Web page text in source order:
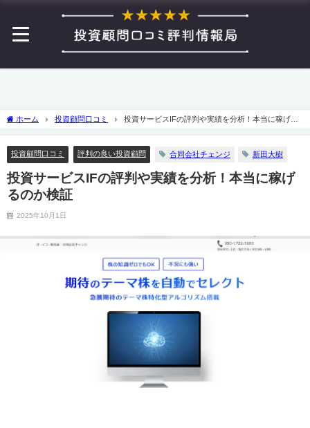
ホーム 投資顧問口コミ
投資サービスIFの評判や実績を分析！本当に稼げる
投資顧問口コミ 評判の良い投資顧問 合同会社チェンジ 新田大樹
投資サービスIFの評判や実績を分析！本当に稼げ
るのか検証
2025年10月1日